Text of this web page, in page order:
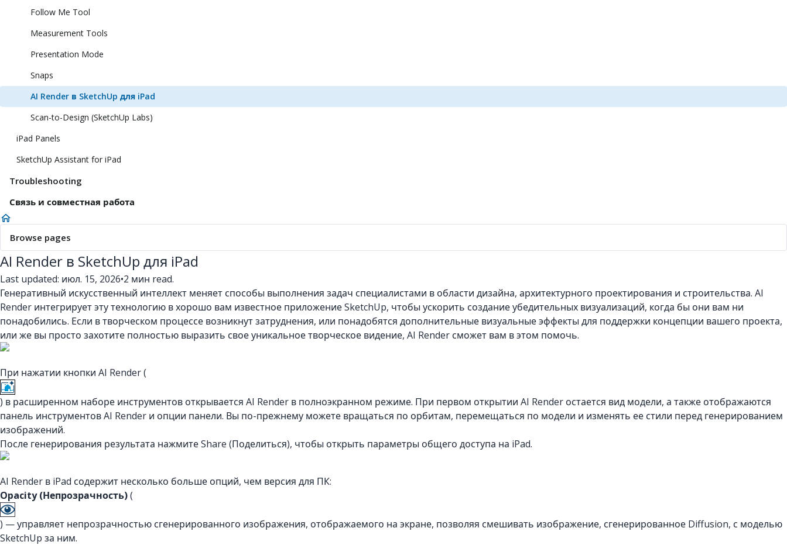
Follow Me Tool
Measurement Tools
Presentation Mode
Snaps
AI Render в SketchUp для iPad
Scan-to-Design (SketchUp Labs)
iPad Panels
SketchUp Assistant for iPad
Troubleshooting
Связь и совместная работа
Browse pages
AI Render в SketchUp для iPad
Last updated: июл. 15, 2026•2 мин read.
Генеративный искусственный интеллект меняет способы выполнения задач специалистами в области дизайна, архитектурного проектирования и строительства. AI
Render интегрирует эту технологию в хорошо вам известное приложение SketchUp, чтобы ускорить создание убедительных визуализаций, когда бы они вам ни
понадобились. Если в творческом процессе возникнут затруднения, или понадобятся дополнительные визуальные эффекты для поддержки концепции вашего проекта,
или же вы просто захотите полностью выразить свое уникальное творческое видение, AI Render сможет вам в этом помочь.
При нажатии кнопки AI Render (
) в расширенном наборе инструментов открывается AI Render в полноэкранном режиме. При первом открытии AI Render остается вид модели, а также отображаются
панель инструментов AI Render и опции панели. Вы по-прежнему можете вращаться по орбитам, перемещаться по модели и изменять ее стили перед генерированием
изображений.
После генерирования результата нажмите Share (Поделиться), чтобы открыть параметры общего доступа на iPad.
AI Render в iPad содержит несколько больше опций, чем версия для ПК:
Opacity (Непрозрачность)(
) — управляет непрозрачностью сгенерированного изображения, отображаемого на экране, позволяя смешивать изображение, сгенерированное Diffusion, с моделью
SketchUp за ним.